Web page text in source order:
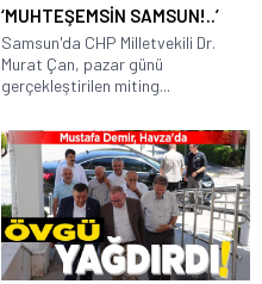
‘MUHTEŞEMSİN SAMSUN!..’
Samsun'da CHP Milletvekili Dr.
Murat Çan, pazar günü
gerçekleştirilen miting...